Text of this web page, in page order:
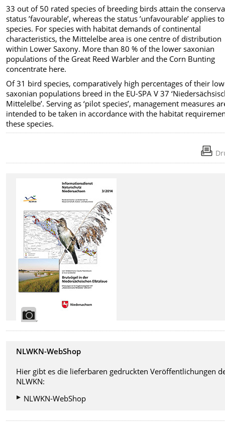
33 out of 50 rated species of breeding birds attain the
status ’favourable’, whereas the status ’unfavourable’ applies
species. For species with habitat demands of continental
characteristics, the Mittelelbe area is one centre of distribution
within Lower Saxony. More than 80 % of the lower saxonian
populations of the Great Reed Warbler and the Corn Bunting
concentrate here.
Of 31 bird species, comparatively high percentages of their
saxonian populations breed in the EU-SPA V 37
Mittelelbe’. Serving as ‘pilot species’, management measures
intended to be taken in accordance with the habitat
these species.
NLWKN-WebShop
Hier gibt es die lieferbaren gedruckten Veröffentlichungen
NLWKN:
NLWKN-WebShop